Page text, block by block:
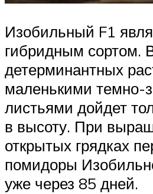
Изобильный F1
гибридным сортом.
детерминантных
маленькими темно-
листьями дойдет
в высоту. При
открытых грядках
помидоры
уже через 85 дней.